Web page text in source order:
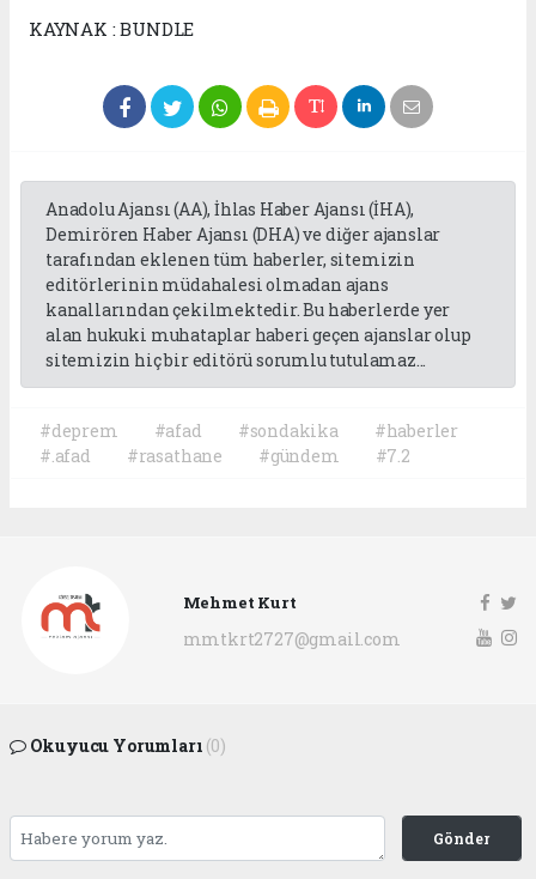
KAYNAK : BUNDLE
Anadolu Ajansı (AA), İhlas Haber Ajansı (İHA),
Demirören Haber Ajansı (DHA) ve diğer ajanslar
tarafından eklenen tüm haberler, sitemizin
editörlerinin müdahalesi olmadan ajans
kanallarından çekilmektedir. Bu haberlerde yer
alan hukuki muhataplar haberi geçen ajanslar olup
sitemizin hiç bir editörü sorumlu tutulamaz...
#deprem #afad #sondakika
#haberler
#.afad
#rasathane #gündem #7.2
Mehmet Kurt
mmtkrt2727@gmail.com
Okuyucu Yorumları (0)
Gönder